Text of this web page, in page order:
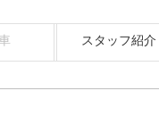
スタッフ紹介